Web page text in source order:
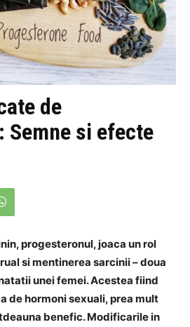
de
Semne si efecte
progesteronul, joaca un rol
si mentinerea sarcinii – doua
unei femei. Acestea fiind
de hormoni sexuali, prea mult
benefic. Modificarile in